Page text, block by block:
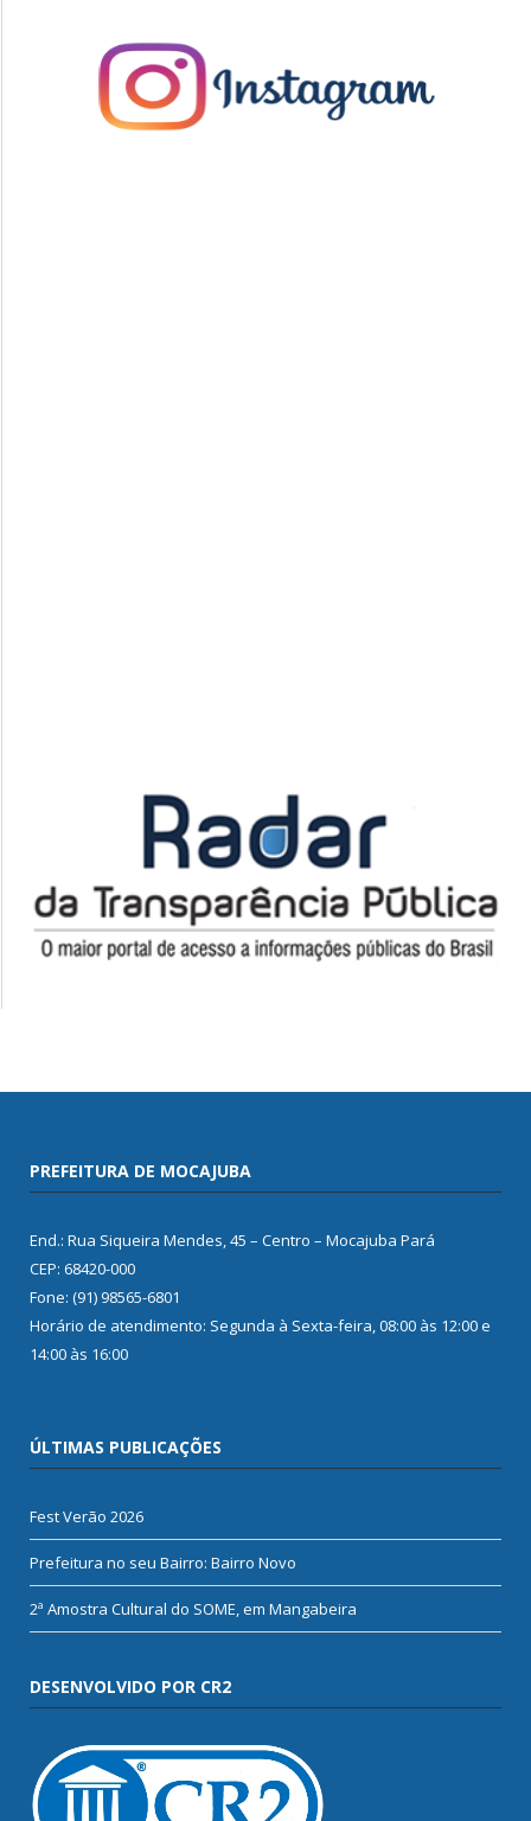
PREFEITURA DE MOCAJUBA
End.: Rua Siqueira Mendes, 45 – Centro – Mocajuba Pará
CEP: 68420-000
Fone: (91) 98565-6801
Horário de atendimento: Segunda à Sexta-feira, 08:00 às 12:00 e
14:00 às 16:00
ÚLTIMAS PUBLICAÇÕES
Fest Verão 2026
Prefeitura no seu Bairro: Bairro Novo
2ª Amostra Cultural do SOME, em Mangabeira
DESENVOLVIDO POR CR2